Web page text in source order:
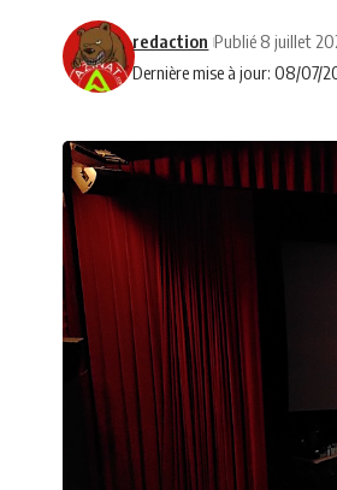
Dernière mise à jour: 08/07/
redaction Publié 8 juillet